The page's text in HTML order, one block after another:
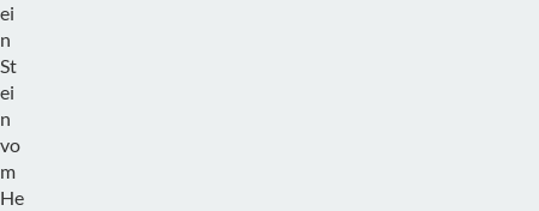
ei
n
St
ei
n
vo
m
He